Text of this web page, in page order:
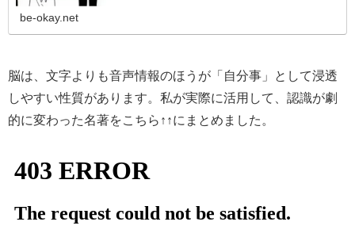
be-okay.net
脳は、文字よりも音声情報のほうが「自分事」として浸透
しやすい性質があります。私が実際に活用して、認識が劇
的に変わった名著をこちら↑↑にまとめました。